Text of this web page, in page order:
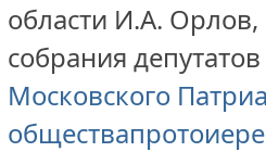
области И.А. Орлов,
собрания
Московского
общества